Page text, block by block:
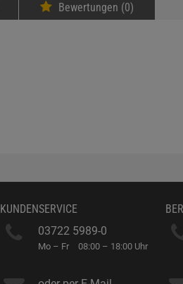
Bewertungen (0)
KUNDENSERVICE
03722 5989-0
Mo – Fr 08:00 – 18:00 Uhr